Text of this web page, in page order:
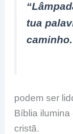
tua
podem ser
Bíblia
cristã.